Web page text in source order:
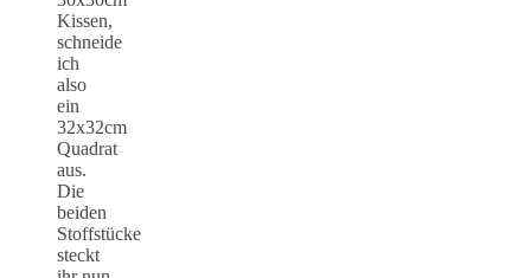
Kissen,
schneide
ich
also
ein
32x32cm
Quadrat
aus.
Die
beiden
Stoffstücke
steckt